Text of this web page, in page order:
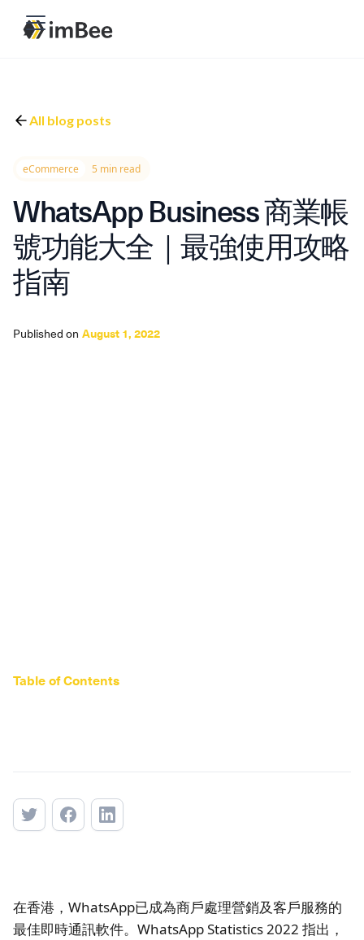
All blog posts
eCommerce 5 min read
WhatsApp Business 商業帳
號功能大全｜最強使用攻略
指南
Published on August 1, 2022
Table of Contents
在香港，WhatsApp已成為商戶處理營銷及客戶服務的
最佳即時通訊軟件。WhatsApp Statistics 2022 指出，